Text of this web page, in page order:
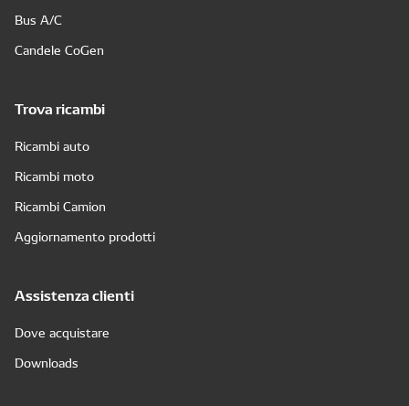
Bus A/C
Candele CoGen
Trova ricambi
Ricambi auto
Ricambi moto
Ricambi Camion
Aggiornamento prodotti
Assistenza clienti
Dove acquistare
Downloads